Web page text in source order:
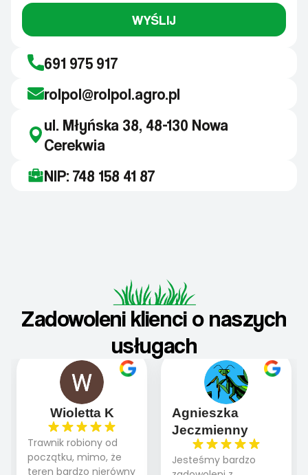
WYŚLIJ
691 975 917
rolpol@rolpol.agro.pl
ul. Młyńska 38, 48-130 Nowa
Cerekwia
NIP: 748 158 41 87
Zadowoleni klienci o naszych
usługach
Wioletta K
Trawnik robiony od
początku, mimo, że
teren bardzo nierówny
Agnieszka
Jeczmienny
Jesteśmy bardzo